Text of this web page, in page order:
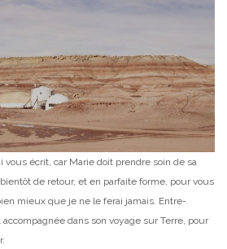
vous écrit, car Marie doit prendre soin de sa
de retour, et en parfaite forme, pour vous
mieux que je ne le ferai jamais. Entre-
dans son voyage sur Terre, pour